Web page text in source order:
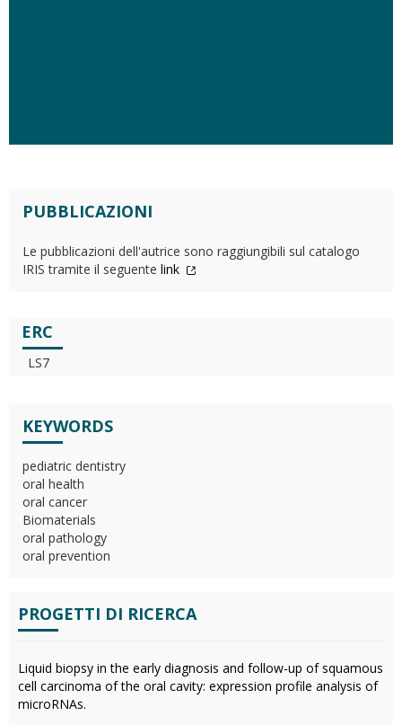
PUBBLICAZIONI
Le pubblicazioni dell'autrice sono raggiungibili sul catalogo
IRIS tramite il seguente link
ERC
LS7
KEYWORDS
pediatric dentistry
oral health
oral cancer
Biomaterials
oral pathology
oral prevention
PROGETTI DI RICERCA
Liquid biopsy in the early diagnosis and follow-up of squamous
cell carcinoma of the oral cavity: expression profile analysis of
microRNAs.